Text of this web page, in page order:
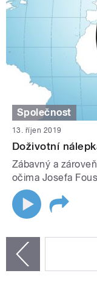
Společnost
13. říjen 2019
Doživotní
Zábavný a
očima Josefa